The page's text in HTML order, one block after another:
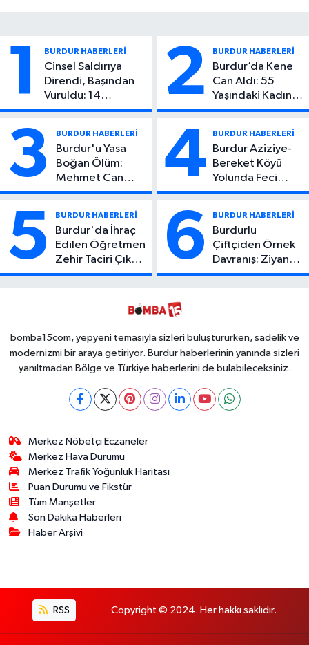
1 BURDUR HABERLERİ
Cinsel Saldırıya
Direndi, Başından
Vuruldu: 14
Yaşındaki Çocuktan
2 BURDUR HABERLERİ
Burdur’da Kene
Can Aldı: 55
Yaşındaki Kadın
Hayatını Kaybetti
3 BURDUR HABERLERİ
Burdur'u Yasa
Boğan Ölüm:
Mehmet Can
Atıcı Genç Yaşta
4 BURDUR HABERLERİ
Burdur Aziziye-
Bereket Köyü
Yolunda Feci
Kaza: 1 Ölü, 2
5 BURDUR HABERLERİ
Burdur'da İhraç
Edilen Öğretmen
Zehir Taciri Çıktı:
Binlerce
6 BURDUR HABERLERİ
Burdurlu
Çiftçiden Örnek
Davranış: Ziyan
Olmasın Diye
Toplayabilecek
bomba15com, yepyeni temasıyla sizleri buluştururken, sadelik ve
modernizmi bir araya getiriyor. Burdur haberlerinin yanında sizleri
yanıltmadan Bölge ve Türkiye haberlerini de bulabileceksiniz.
Merkez Nöbetçi Eczaneler
Merkez Hava Durumu
Merkez Trafik Yoğunluk Haritası
Puan Durumu ve Fikstür
Tüm Manşetler
Son Dakika Haberleri
Haber Arşivi
RSS Copyright © 2024. Her hakkı saklıdır.